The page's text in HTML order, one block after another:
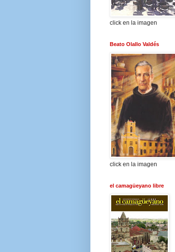
click en la imagen
Beato Olallo Valdés
click en la imagen
el camagüeyano libre